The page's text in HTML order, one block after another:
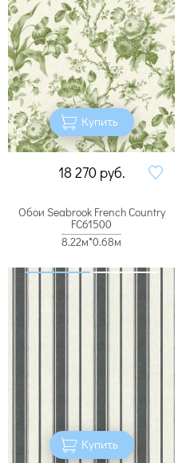
Купить
18 270 руб.
Обои Seabrook French Country
FC61500
8.22м*0.68м
Купить